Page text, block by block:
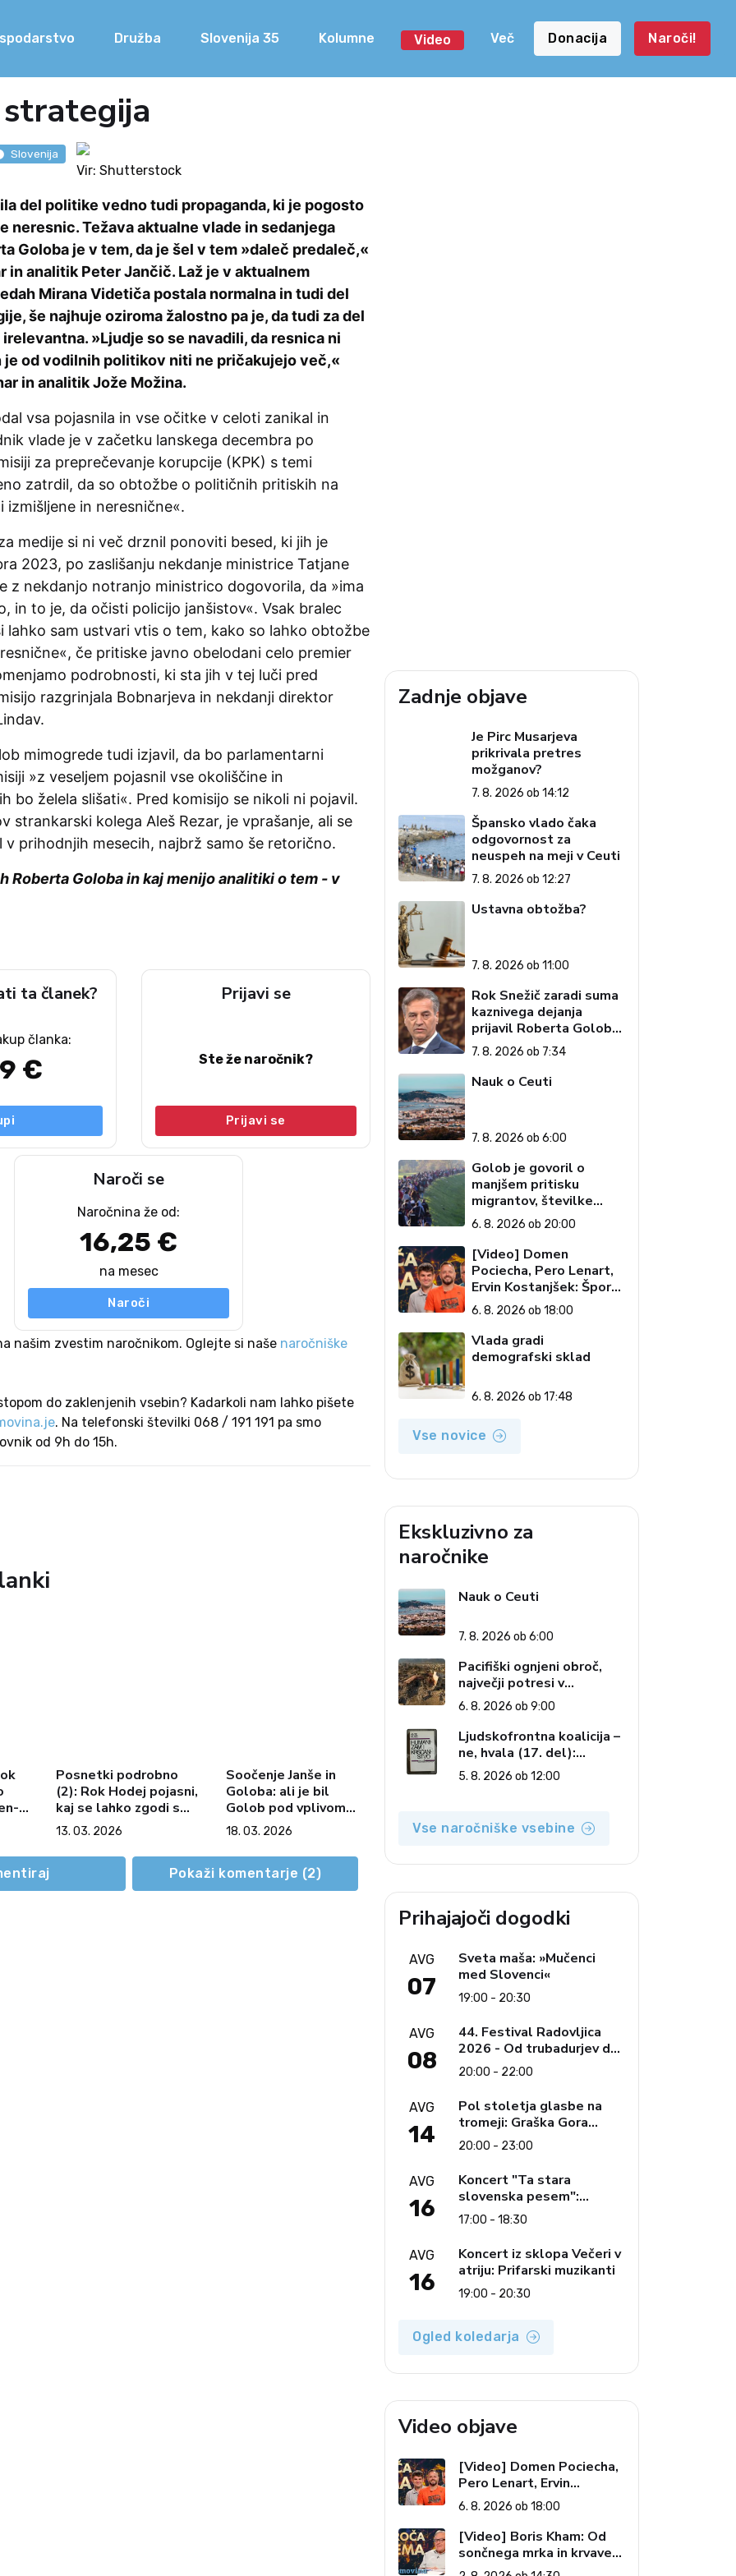
Družba Slovenija 35 Kolumne Video Več Donacija Naroči!
Vir: Shutterstock
Slovenija
del politike vedno tudi propaganda, ki je pogosto
neresnic. Težava aktualne vlade in sedanjega
Goloba je v tem, da je šel v tem »daleč predaleč,«
in analitik Peter Jančič. Laž je v aktualnem
Mirana Videtiča postala normalna in tudi del
še najhuje oziroma žalostno pa je, da tudi za del
»Ljudje so se navadili, da resnica ni
je od vodilnih politikov niti ne pričakujejo več,«
in analitik Jože Možina.
vsa pojasnila in vse očitke v celoti zanikal in
vlade je v začetku lanskega decembra po
za preprečevanje korupcije (KPK) s temi
zatrdil, da so obtožbe o političnih pritiskih na
izmišljene in neresnične«.
medije si ni več drznil ponoviti besed, ki jih je
2023, po zaslišanju nekdanje ministrice Tatjane
z nekdanjo notranjo ministrico dogovorila, da »ima
in to je, da očisti policijo janšistov«. Vsak bralec
lahko sam ustvari vtis o tem, kako so lahko obtožbe
če pritiske javno obelodani celo premier
podrobnosti, ki sta jih v tej luči pred
razgrinjala Bobnarjeva in nekdanji direktor
mimogrede tudi izjavil, da bo parlamentarni
»z veseljem pojasnil vse okoliščine in
bo želela slišati«. Pred komisijo se nikoli ni pojavil.
strankarski kolega Aleš Rezar, je vprašanje, ali se
v prihodnjih mesecih, najbrž samo še retorično.
Roberta Goloba in kaj menijo analitiki o tem - v
ta članek?
članka:
€
Prijavi se
Ste že naročnik?
Prijavi se
Naroči se
Naročnina že od:
16,25 €
na mesec
Naroči
našim zvestim naročnikom. Oglejte si naše naročniške
do zaklenjenih vsebin? Kadarkoli nam lahko pišete
. Na telefonski številki 068 / 191 191 pa smo
od 9h do 15h.
i,
Posnetki podrobno
(2): Rok Hodej pojasni,
kaj se lahko zgodi s
podjetji, ki Golobovi
vladi odrečejo
podporo
13. 03. 2026
Soočenje Janše in
Goloba: ali je bil
Golob pod vplivom
prepovedanih
substanc?
18. 03. 2026
Pokaži komentarje (2)
Zadnje objave
Je Pirc Musarjeva
prikrivala pretres
možganov?
7. 8. 2026 ob 14:12
Špansko vlado čaka
odgovornost za
neuspeh na meji v Ceuti
7. 8. 2026 ob 12:27
Ustavna obtožba?
7. 8. 2026 ob 11:00
Rok Snežič zaradi suma
kaznivega dejanja
prijavil Roberta Goloba
– 'islamofila'
7. 8. 2026 ob 7:34
Nauk o Ceuti
7. 8. 2026 ob 6:00
Golob je govoril o
manjšem pritisku
migrantov, številke
govorijo drugače
6. 8. 2026 ob 20:00
[Video] Domen
Pociecha, Pero Lenart,
Ervin Kostanjšek: Šport
specialcev (Vroča tema,
6. 8. 2026)
6. 8. 2026 ob 18:00
Vlada gradi
demografski sklad
6. 8. 2026 ob 17:48
Vse novice
Ekskluzivno za
naročnike
Nauk o Ceuti
7. 8. 2026 ob 6:00
Pacifiški ognjeni obroč,
največji potresi v
zgodovini in cena pozabe
6. 8. 2026 ob 9:00
Ljudskofrontna koalicija –
ne, hvala (17. del):
Priprave na sestop z
oblasti – dvorska
delu: Revija 2000 in
revolucionarna izvotlitev
5. 8. 2026 ob 12:00
Vse naročniške vsebine
Prihajajoči dogodki
AVG
07
Sveta maša: »Mučenci
med Slovenci«
19:00 - 20:30
AVG
08
44. Festival Radovljica
2026 - Od trubadurjev do
Brahmsa
20:00 - 22:00
AVG
14
Pol stoletja glasbe na
tromeji: Graška Gora
obeležuje 50. jubilejni
festival narodno-zabavne
glasbe
20:00 - 23:00
AVG
16
Koncert "Ta stara
slovenska pesem":
Ljudski pevci Jezerci
17:00 - 18:30
AVG
16
Koncert iz sklopa Večeri v
atriju: Prifarski muzikanti
19:00 - 20:30
Ogled koledarja
Video objave
[Video] Domen Pociecha,
Pero Lenart, Ervin
Kostanjšek: Šport
specialcev (Vroča tema, 6.
8. 2026)
6. 8. 2026 ob 18:00
[Video] Boris Kham: Od
sončnega mrka in krvave
lune do slovenskih